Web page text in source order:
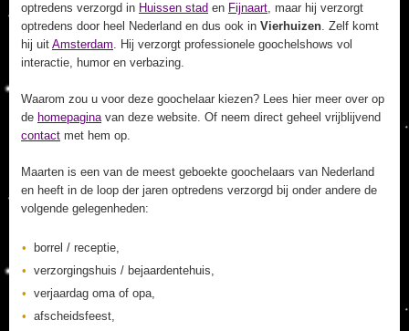
optredens verzorgd in Huissen stad en Fijnaart, maar hij verzorgt
optredens door heel Nederland en dus ook in Vierhuizen. Zelf komt
hij uit Amsterdam. Hij verzorgt professionele goochelshows vol
interactie, humor en verbazing.
Waarom zou u voor deze goochelaar kiezen? Lees hier meer over op
de homepaginavan deze website. Of neem direct geheel vrijblijvend
contact met hem op.
Maarten is een van de meest geboekte goochelaars van Nederland
en heeft in de loop der jaren optredens verzorgd bij onder andere de
volgende gelegenheden:
borrel / receptie,
verzorgingshuis / bejaardentehuis,
verjaardag oma of opa,
afscheidsfeest,